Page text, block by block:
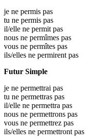
je ne permis pas
tu ne permis pas
il/elle ne permit pas
nous ne permîmes pas
vous ne permîtes pas
ils/elles ne permirent pas
Futur Simple
je ne permettrai pas
tu ne permettras pas
il/elle ne permettra pas
nous ne permettrons pas
vous ne permettrez pas
ils/elles ne permettront pas